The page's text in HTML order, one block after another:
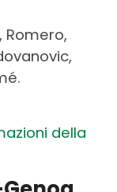
Romero,
della